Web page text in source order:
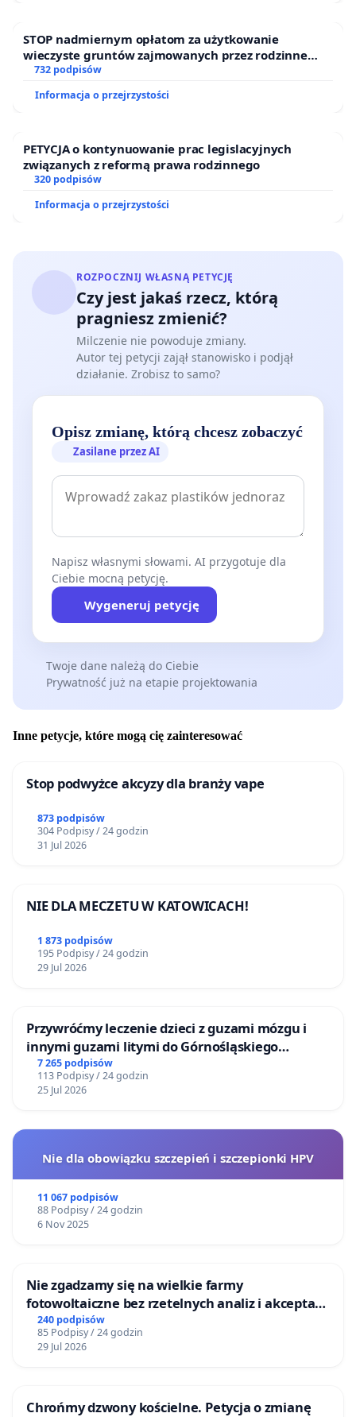
STOP nadmiernym opłatom za użytkowanie
wieczyste gruntów zajmowanych przez rodzinne
ogrody działkowe.
732 podpisów
Informacja o przejrzystości
PETYCJA o kontynuowanie prac legislacyjnych
związanych z reformą prawa rodzinnego
320 podpisów
Informacja o przejrzystości
ROZPOCZNIJ WŁASNĄ PETYCJĘ
Czy jest jakaś rzecz, którą
pragniesz zmienić?
Milczenie nie powoduje zmiany.
Autor tej petycji zajął stanowisko i podjął
działanie. Zrobisz to samo?
Opisz zmianę, którą chcesz zobaczyć
Zasilane przez AI
Napisz własnymi słowami. AI przygotuje dla
Ciebie mocną petycję.
Wygeneruj petycję
Twoje dane należą do Ciebie
Prywatność już na etapie projektowania
Inne petycje, które mogą cię zainteresować
Stop podwyżce akcyzy dla branży vape
873 podpisów
304 Podpisy / 24 godzin
31 Jul 2026
NIE DLA MECZETU W KATOWICACH!
1 873 podpisów
195 Podpisy / 24 godzin
29 Jul 2026
Przywróćmy leczenie dzieci z guzami mózgu i
innymi guzami litymi do Górnośląskiego
Centrum Zdrowia Dziecka w Katowicach
7 265 podpisów
113 Podpisy / 24 godzin
25 Jul 2026
Nie dla obowiązku szczepień i szczepionki HPV
11 067 podpisów
88 Podpisy / 24 godzin
6 Nov 2025
Nie zgadzamy się na wielkie farmy
fotowoltaiczne bez rzetelnych analiz i akceptacji
mieszkańców
240 podpisów
85 Podpisy / 24 godzin
29 Jul 2026
Chrońmy dzwony kościelne. Petycja o zmianę